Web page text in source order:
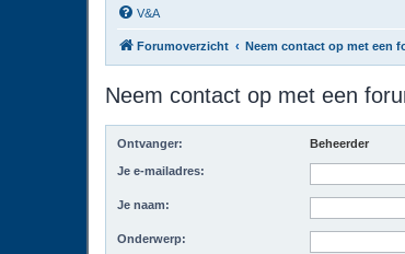
V&A
Forumoverzicht Neem contact op met een
Neem contact op met een
Ontvanger: Beheerder
Je e-mailadres:
Je naam:
Onderwerp: